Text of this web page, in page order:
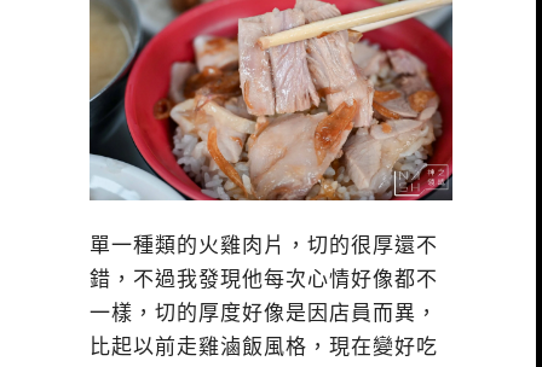
單一種類的火雞肉片，切的很厚還不
錯，不過我發現他每次心情好像都不
一樣，切的厚度好像是因店員而異，
比起以前走雞滷飯風格，現在變好吃